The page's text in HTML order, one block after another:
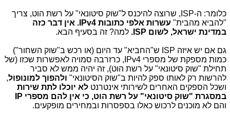
כלומר: ה-ISP , שרוצה להיכנס ל"שוק סיטונאי" על רשת הוט, צריך
"להביא מהבית" עשרות אלפי כתובות IPv4
. אין דבר כזה
במדינת ישראל, לשום ISP
. למה? זה בסעיף הבא.
גם אם יש איזה ISP ש"החביא" עד היום (או רכש ב"שוק השחור")
כמות מספקת של מספרי IPv4, כרזרבה סמויה לאפשרות שכזו (של
תחילת "שוק סיטונאי" על רשת הוט), זה יהיה ממש לא סביר
להרשות רק לאותו ספק להיות ב"שוק הסיטונאי" ולהפוך למונופול,
ושכל הספקים האחרים לשירותי אינטרנט לא יוכלו לתת שירות
במסגרת "שוק סיטונאי" על רשת הוט, כי אין להם מספרי IP
והם לא מוכנים לרכוש כאלו בספסרות ובמחירים מופקעים.